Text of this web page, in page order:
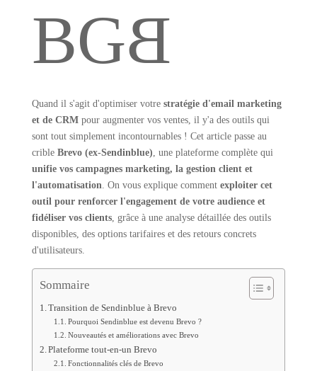
BGB
Quand il s'agit d'optimiser votre stratégie d'email marketing
et de CRMpour augmenter vos ventes, il y'a des outils qui
sont tout simplement incontournables ! Cet article passe au
crible Brevo (ex-Sendinblue) , une plateforme complète qui
unifie vos campagnes marketing, la gestion client et
l'automatisation . On vous explique comment exploiter cet
outil pour renforcer l'engagement de votre audience et
fidéliser vos clients, grâce à une analyse détaillée des outils
disponibles, des options tarifaires et des retours concrets
d'utilisateurs.
Sommaire
Transition de Sendinblue à Brevo
Pourquoi Sendinblue est devenu Brevo ?
Nouveautés et améliorations avec Brevo
Plateforme tout-en-un Brevo
Fonctionnalités clés de Brevo